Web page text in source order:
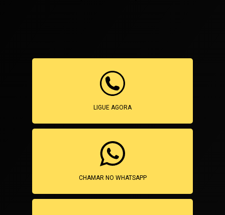
LIGUE AGORA
CHAMAR NO WHATSAPP